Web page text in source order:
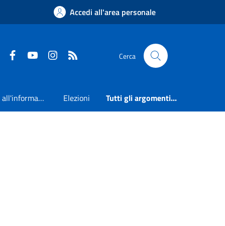
Accedi all'area personale
FaceboookYoutubeInstagram Cerca
Accesso all'informazione Elezioni Tutti gli argomenti...